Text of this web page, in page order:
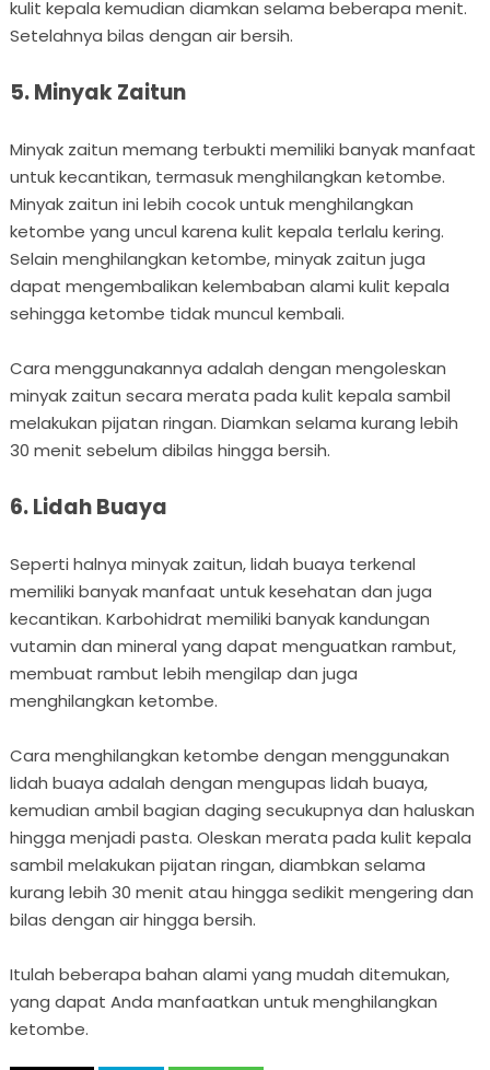
kulit kepala kemudian diamkan selama beberapa menit.
Setelahnya bilas dengan air bersih.
5. Minyak Zaitun
Minyak zaitun memang terbukti memiliki banyak manfaat
untuk kecantikan, termasuk menghilangkan ketombe.
Minyak zaitun ini lebih cocok untuk menghilangkan
ketombe yang uncul karena kulit kepala terlalu kering.
Selain menghilangkan ketombe, minyak zaitun juga
dapat mengembalikan kelembaban alami kulit kepala
sehingga ketombe tidak muncul kembali.
Cara menggunakannya adalah dengan mengoleskan
minyak zaitun secara merata pada kulit kepala sambil
melakukan pijatan ringan. Diamkan selama kurang lebih
30 menit sebelum dibilas hingga bersih.
6. Lidah Buaya
Seperti halnya minyak zaitun, lidah buaya terkenal
memiliki banyak manfaat untuk kesehatan dan juga
kecantikan. Karbohidrat memiliki banyak kandungan
vutamin dan mineral yang dapat menguatkan rambut,
membuat rambut lebih mengilap dan juga
menghilangkan ketombe.
Cara menghilangkan ketombe dengan menggunakan
lidah buaya adalah dengan mengupas lidah buaya,
kemudian ambil bagian daging secukupnya dan haluskan
hingga menjadi pasta. Oleskan merata pada kulit kepala
sambil melakukan pijatan ringan, diambkan selama
kurang lebih 30 menit atau hingga sedikit mengering dan
bilas dengan air hingga bersih.
Itulah beberapa bahan alami yang mudah ditemukan,
yang dapat Anda manfaatkan untuk menghilangkan
ketombe.